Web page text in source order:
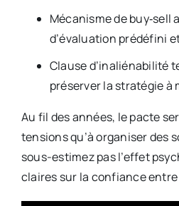
Mécanisme de buy‑sell
d’évaluation prédéfini
Clause d’inaliénabilité
préserver la stratégie à
Au fil des années, le pacte
tensions qu’à organiser des
sous-estimez pas l’effet
claires sur la confiance entre